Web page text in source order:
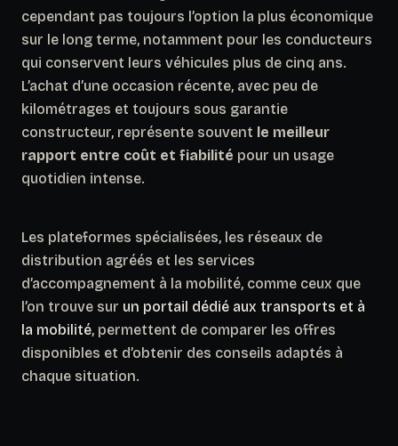
cependant pas toujours l’option la plus économique
sur le long terme, notamment pour les conducteurs
qui conservent leurs véhicules plus de cinq ans.
L’achat d’une occasion récente, avec peu de
kilométrages et toujours sous garantie
constructeur, représente souvent le meilleur
rapport entre coût et fiabilité pour un usage
quotidien intense.
Les plateformes spécialisées, les réseaux de
distribution agréés et les services
d’accompagnement à la mobilité, comme ceux que
l’on trouve sur un portail dédié aux transports et à
la mobilité, permettent de comparer les offres
disponibles et d’obtenir des conseils adaptés à
chaque situation.